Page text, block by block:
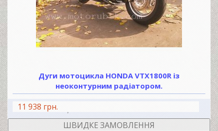
Дуги мотоцикла HONDA VTX1800R із
неоконтурним радіатором.
11 938 грн.
ШВИДКЕ ЗАМОВЛЕННЯ